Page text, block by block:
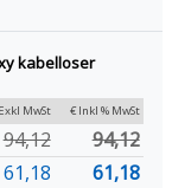
kabelloser
MwSt € Inkl % MwSt
94,12 94,12
61,18 61,18